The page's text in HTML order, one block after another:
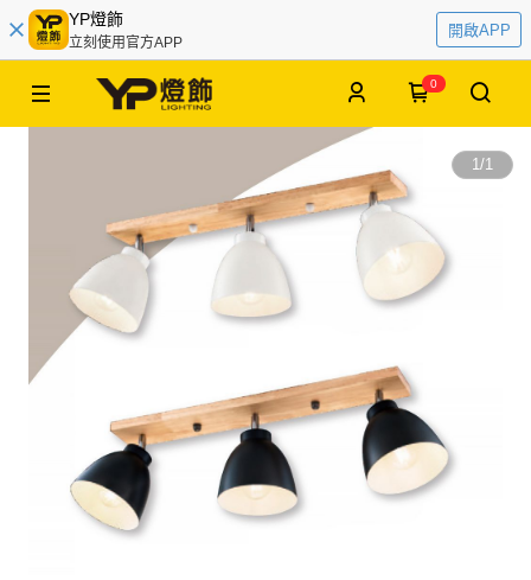
YP燈飾
立刻使用官方APP
開啟APP
0
1/1